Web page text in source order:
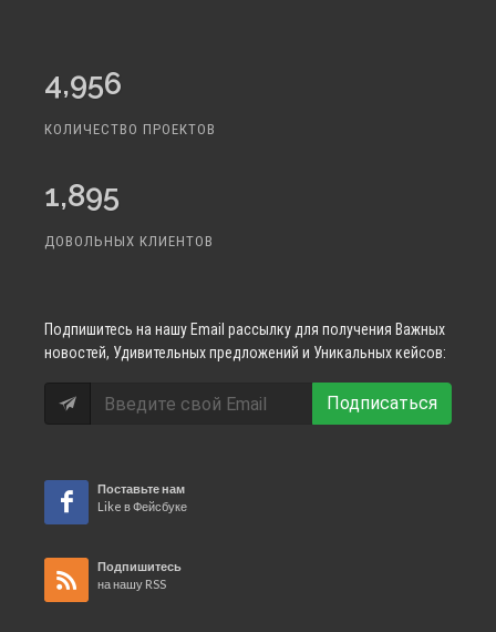
4,956
КОЛИЧЕСТВО ПРОЕКТОВ
1,895
ДОВОЛЬНЫХ КЛИЕНТОВ
Подпишитесь на нашу Email рассылку для получения Важных
новостей, Удивительных предложений и Уникальных кейсов:
Подписаться
Поставьте нам
Like в Фейсбуке
Подпишитесь
на нашу RSS